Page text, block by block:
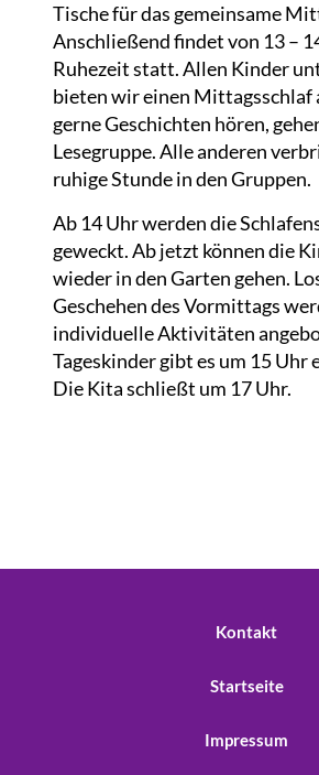
Tische für das gemeinsame
Anschließend findet von 13 –
Ruhezeit statt. Allen Kinder
bieten wir einen Mittagsschlaf
gerne Geschichten hören,
Lesegruppe. Alle anderen
ruhige Stunde in den Gruppen.
Ab 14 Uhr werden die
geweckt. Ab jetzt können die
wieder in den Garten gehen.
Geschehen des Vormittags
individuelle Aktivitäten
Tageskinder gibt es um 15 Uhr
Die Kita schließt um 17 Uhr.
Kontakt
Startseite
Impressum